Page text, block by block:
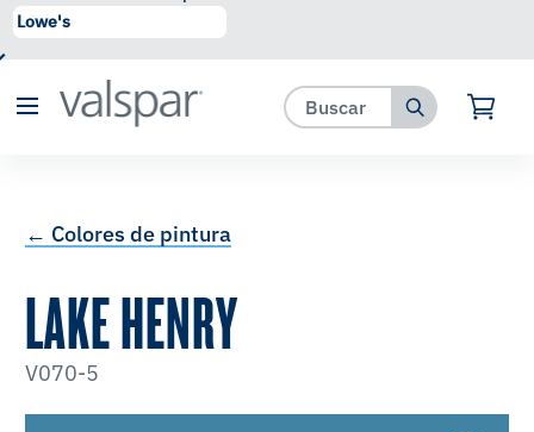
se ha agregado a favoritos.
← Colores de pintura
LAKE HENRY
V070-5